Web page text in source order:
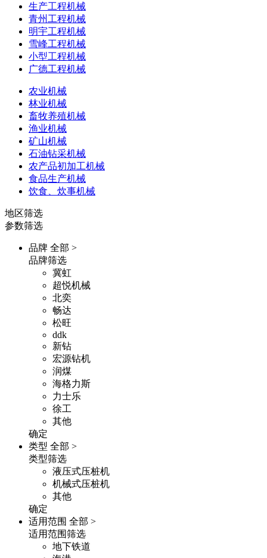
生产工程机械
青州工程机械
明宇工程机械
雪峰工程机械
小型工程机械
广德工程机械
农业机械
林业机械
畜牧养殖机械
渔业机械
矿山机械
石油钻采机械
农产品初加工机械
食品生产机械
饮食、炊事机械
地区筛选
参数筛选
品牌 全部 >
品牌筛选
冀虹
超悦机械
北奕
畅达
松旺
ddk
新钻
宏源钻机
润煤
海格力斯
力士乐
徐工
其他
确定
类型 全部 >
类型筛选
液压式压桩机
机械式压桩机
其他
确定
适用范围 全部 >
适用范围筛选
地下铁道